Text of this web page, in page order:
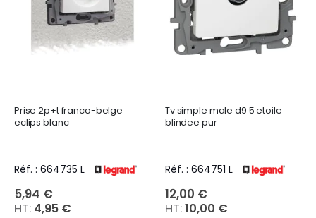
Prise 2p+t franco-belge
eclips blanc
Réf. : 664735 L
5,94 €
4,95 €
Tv simple male d9 5 etoile
blindee pur
Réf. : 664751 L
12,00 €
10,00 €